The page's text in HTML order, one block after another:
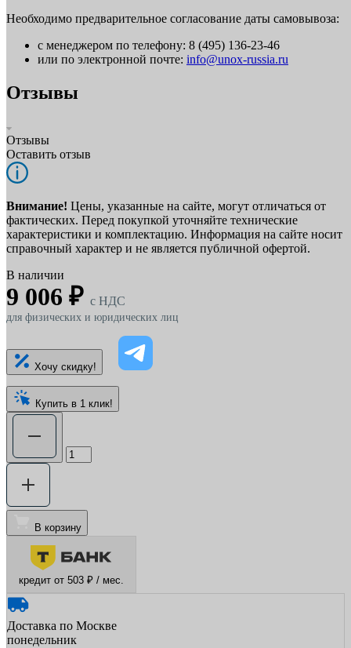
Необходимо предварительное согласование даты самовывоза:
с менеджером по телефону: 8 (495) 136-23-46
или по электронной почте: info@unox-russia.ru
Отзывы
Отзывы
Оставить отзыв
Внимание! Цены, указанные на сайте, могут отличаться от
фактических. Перед покупкой уточняйте технические
характеристики и комплектацию. Информация на сайте носит
справочный характер и не является публичной офертой.
В наличии
9 006 ₽ c НДС
для физических и юридических лиц
Хочу скидку!
Купить в 1 клик!
В корзину
кредит от 503 ₽ / мес.
Доставка по Москве
понедельник